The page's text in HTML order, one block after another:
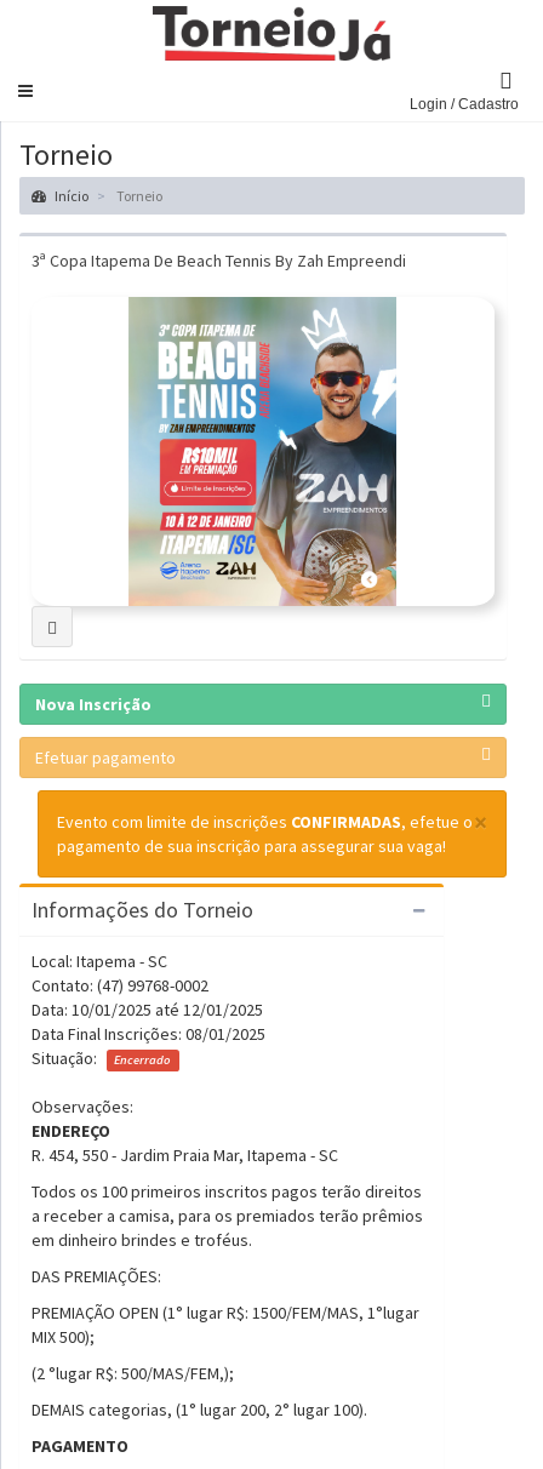
Navegar
Login / Cadastro
Torneio
Início Torneio
3ª Copa Itapema De Beach Tennis By Zah Empreendi
Nova Inscrição
Efetuar pagamento
×
Evento com limite de inscrições CONFIRMADAS, efetue o
pagamento de sua inscrição para assegurar sua vaga!
Informações do Torneio
Local: Itapema - SC
Contato: (47) 99768-0002
Data: 10/01/2025 até 12/01/2025
Data Final Inscrições: 08/01/2025
Situação:
Encerrado
Observações:
ENDEREÇO
R. 454, 550 - Jardim Praia Mar, Itapema - SC
Todos os 100 primeiros inscritos pagos terão direitos
a receber a camisa, para os premiados terão prêmios
em dinheiro brindes e troféus.
DAS PREMIAÇÕES:
PREMIAÇÃO OPEN (1° lugar R$: 1500/FEM/MAS, 1°lugar
MIX 500);
(2 °lugar R$: 500/MAS/FEM,);
DEMAIS categorias, (1° lugar 200, 2° lugar 100).
PAGAMENTO